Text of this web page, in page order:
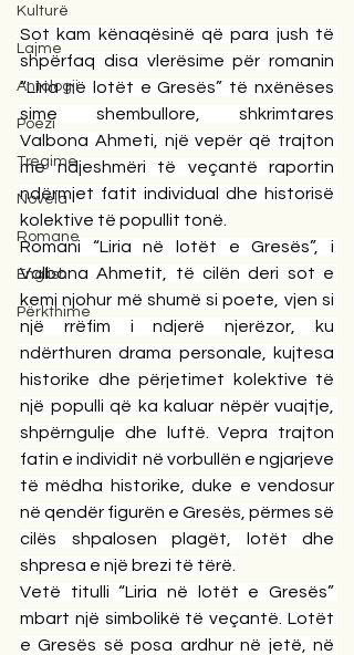
Kulturë
Lajme
Antologji
Poezi
Tregime
Novela
Romane
English
Përkthime
Sot kam kënaqësinë që para jush të
shpërfaq disa vlerësime për romanin
“Liria në lotët e Gresës” të nxënëses
sime shembullore, shkrimtares
Valbona Ahmeti, një vepër që trajton
me ndjeshmëri të veçantë raportin
ndërmjet fatit individual dhe historisë
kolektive të popullit tonë.
Romani “Liria në lotët e Gresës”, i
Valbona Ahmetit, të cilën deri sot e
kemi njohur më shumë si poete, vjen si
një rrëfim i ndjerë njerëzor, ku
ndërthuren drama personale, kujtesa
historike dhe përjetimet kolektive të
një populli që ka kaluar nëpër vuajtje,
shpërngulje dhe luftë. Vepra trajton
fatin e individit në vorbullën e ngjarjeve
të mëdha historike, duke e vendosur
në qendër figurën e Gresës, përmes së
cilës shpalosen plagët, lotët dhe
shpresa e një brezi të tërë.
Vetë titulli “Liria në lotët e Gresës”
mbart një simbolikë të veçantë. Lotët
e Gresës së posa ardhur në jetë, në